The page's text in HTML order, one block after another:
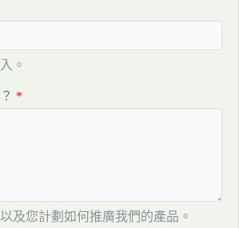
。
及您計劃如何推廣我們的產品。